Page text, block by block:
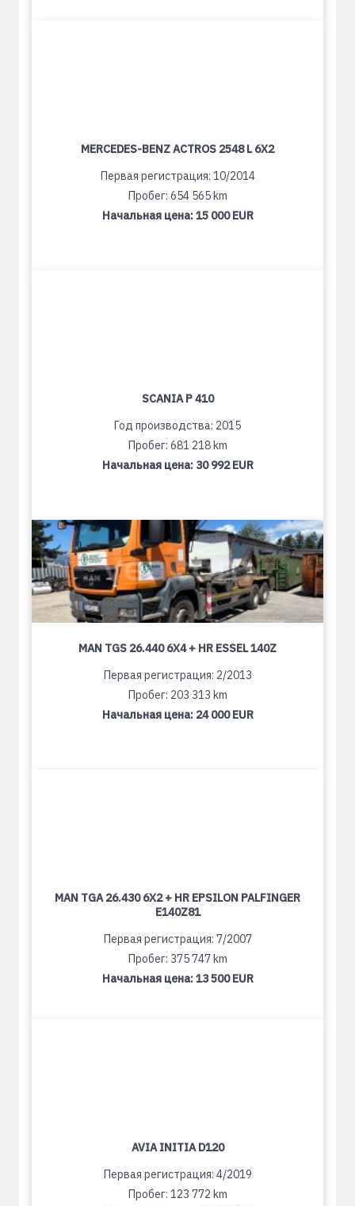
MERCEDES-BENZ ACTROS 2548 L 6X2
Первая регистрация: 10/2014
Пробег: 654 565 km
Начальная цена:15 000 EUR
SCANIA P 410
Год производства: 2015
Пробег: 681 218 km
Начальная цена: 30 992 EUR
MAN TGS 26.440 6X4 + HR ESSEL 140Z
Первая регистрация: 2/2013
Пробег: 203 313 km
Начальная цена: 24 000 EUR
MAN TGA 26.430 6X2 + HR EPSILON PALFINGER
E140Z81
Первая регистрация: 7/2007
Пробег: 375 747 km
Начальная цена:13 500 EUR
AVIA INITIA D120
Первая регистрация: 4/2019
Пробег: 123 772 km